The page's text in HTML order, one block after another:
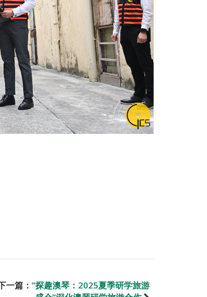
一篇： “探趣澳琴：2025夏季研学旅游